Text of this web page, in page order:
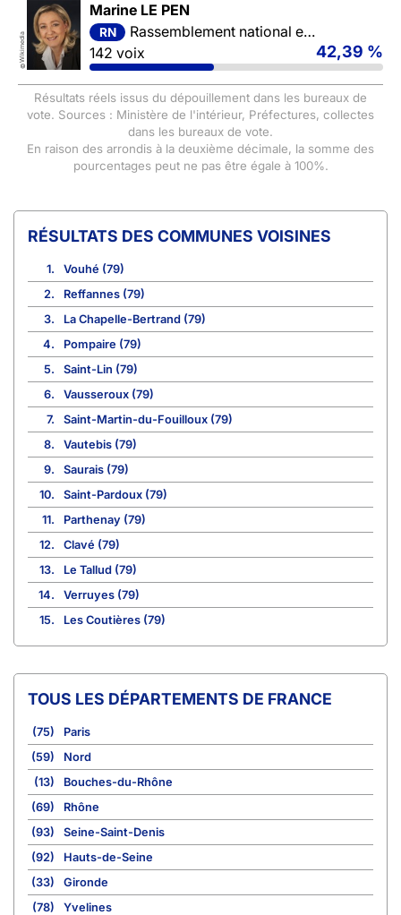
©
Wikimedia
Marine LE PEN
RN
Rassemblement national et ses alliés
142 voix
42,39 %
Résultats réels issus du dépouillement dans les bureaux de
vote. Sources : Ministère de l'intérieur, Préfectures, collectes
dans les bureaux de vote.
En raison des arrondis à la deuxième décimale, la somme des
pourcentages peut ne pas être égale à 100%.
COMMUNES VOISINES
1.
Vouhé (79)
2.
Reffannes (79)
3.
La Chapelle-Bertrand (79)
4.
Pompaire (79)
5.
Saint-Lin (79)
6.
Vausseroux (79)
7.
Saint-Martin-du-Fouilloux (79)
8.
Vautebis (79)
9.
Saurais (79)
10.
Saint-Pardoux (79)
11.
Parthenay (79)
12.
Clavé (79)
13.
Le Tallud (79)
14.
Verruyes (79)
15.
Les Coutières (79)
TOUS LES DÉPARTEMENTS DE FRANCE
(75)
Paris
(59)
Nord
(13)
Bouches-du-Rhône
(69)
Rhône
(93)
Seine-Saint-Denis
(92)
Hauts-de-Seine
(33)
Gironde
(78)
Yvelines